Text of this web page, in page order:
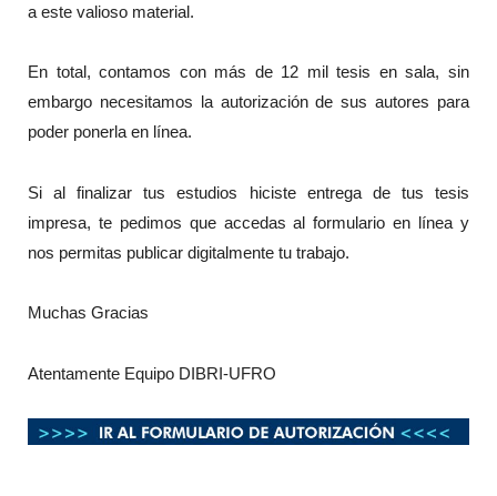
a este valioso material.
En total, contamos con más de 12 mil tesis en sala, sin
embargo necesitamos la autorización de sus autores para
poder ponerla en línea.
Si al finalizar tus estudios hiciste entrega de tus tesis
impresa, te pedimos que accedas al formulario en línea y
nos permitas publicar digitalmente tu trabajo.
Muchas Gracias
Atentamente Equipo DIBRI-UFRO